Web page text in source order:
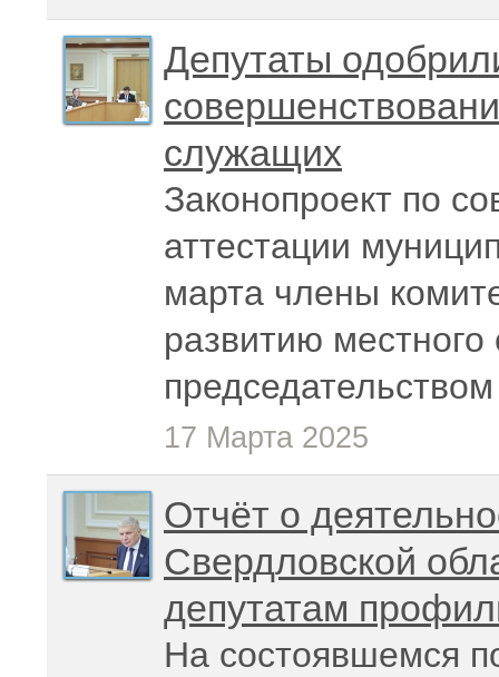
Депутаты
служащих
Законопроект по
аттестации
марта члены
развитию
17 Марта 2025
Отчёт о
Свердловской
депутатам
На состоявшемся